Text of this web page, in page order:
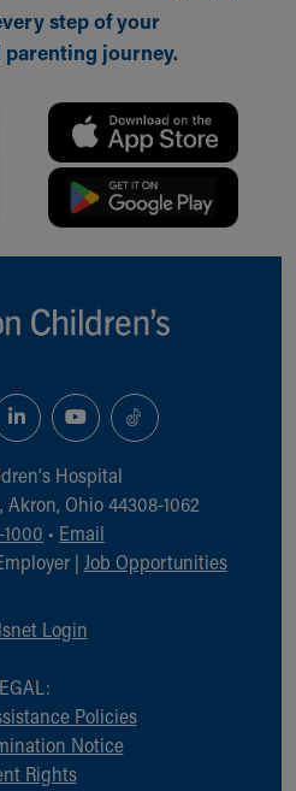
step of your
journey.
Hospital
Akron, Ohio 44308-1062
• Email
| Job Opportunities
Login
Policies
Notice
Rights